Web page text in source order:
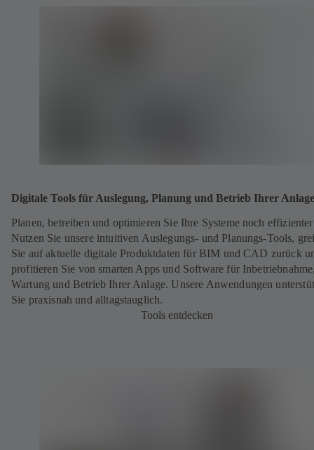
Digitale Tools für Auslegung, Planung und Betrieb Ihrer Anlage
Planen, betreiben und optimieren Sie Ihre Systeme noch
Nutzen Sie unsere intuitiven Auslegungs- und Planungs-Tools,
Sie auf aktuelle digitale Produktdaten für BIM und CAD zurück
profitieren Sie von smarten Apps und Software für
Wartung und Betrieb Ihrer Anlage. Unsere Anwendungen
Sie praxisnah und alltagstauglich.
Tools entdecken